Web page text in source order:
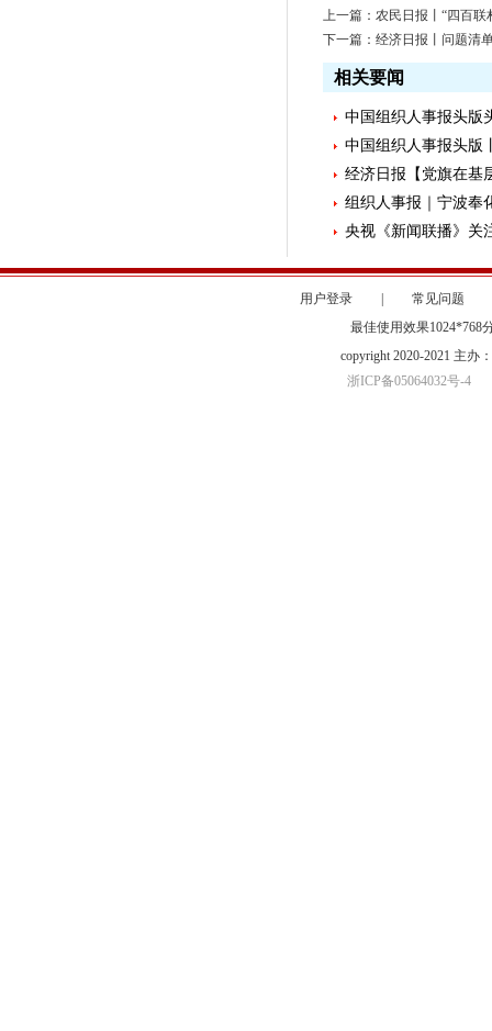
上一篇： 农民日报丨“四百
下一篇： 经济日报丨问题清
相关要闻
中国组织人事报头版
中国组织人事报头版
经济日报【党旗在基
组织人事报｜宁波奉
央视《新闻联播》关
用户登录 常见问题
最佳使用效果1024*768
copyright 2020-2021 主
浙ICP备05064032号-4